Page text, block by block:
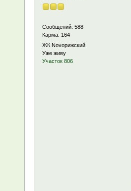
Сообщений: 588
Карма: 164
ЖК Novoрижский
Уже живу
Участок 806